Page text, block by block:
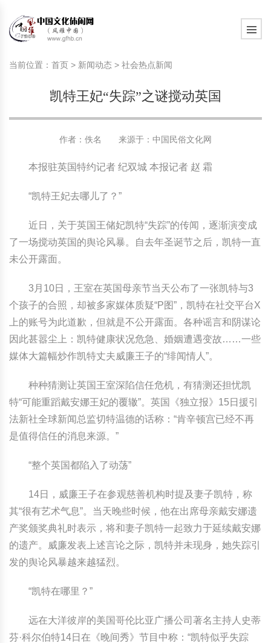
旅游民俗文化动态
中国民俗史话
中华姓氏文化
中国民俗信仰
中国民俗禁忌
中外婚俗文化
中国民俗研究
中国民俗时尚
中国传统服饰
中华民居
中华文脉
中国古代休闲文化
政策法律法规
国外民俗趣谈
旅游出行知识
时尚休闲文化
国际交流
中国传统节日
中国生肖文化
中国饮食文化
刺绣
泥人
灯笼
草编
扎染
皮影
木雕
紫砂壶
中国结
中国民间故事
中国周易文化
苗族巫蛊文化
国外神秘文化
中国性文化
现代家庭教育知识
艺术百科
生活百科
教育百科
其他百科
旅游民俗文化动态
中国民俗史话
中华姓氏文化
中国民俗信仰
中国民俗禁忌
中外婚俗文化
中国民俗研究
中国民俗时尚
中国传统服饰
中华民居
中华文脉
中国古代休闲文化
政策法律法规
国外民俗趣谈
旅游出行知识
时尚休闲文化
国际交流
中国传统节日
中国生肖文化
中国饮食文化
刺绣
泥人
灯笼
草编
扎染
皮影
木雕
紫砂壶
中国结
中国民间故事
中国周易文化
苗族巫蛊文化
国外神秘文化
中国性文化
现代家庭教育知识
艺术百科
生活百科
教育百科
其他百科
当前位置： 首页 > 新闻动态 > 社会热点新闻
凯特王妃“失踪”之谜搅动英国
作者：佚名 来源于： 中国民俗文化网
本报驻英国特约记者 纪双城 本报记者 赵 霜
“凯特王妃去哪儿了？”
近日，关于英国王储妃凯特“失踪”的传闻，逐渐演变成
了一场搅动英国的舆论风暴。自去年圣诞节之后，凯特一直
未公开露面。
3月10日，王室在英国母亲节当天公布了一张凯特与3
个孩子的合照，却被多家媒体质疑“P图”，凯特在社交平台X
上的账号为此道歉，但就是不公开露面。各种谣言和阴谋论
因此甚嚣尘上：凯特健康状况危急、婚姻遭遇变故……一些
媒体大篇幅炒作凯特丈夫威廉王子的“绯闻情人”。
种种猜测让英国王室深陷信任危机，有猜测还担忧凯
特“可能重蹈戴安娜王妃的覆辙”。英国《独立报》15日援引
法新社全球新闻总监切特温德的话称：“肯辛顿宫已经不再
是值得信任的消息来源。”
“整个英国都陷入了动荡”
14日，威廉王子在参观慈善机构时提及妻子凯特，称
其“很有艺术气息”。当天晚些时候，他在出席母亲戴安娜遗
产奖颁奖典礼时表示，将和妻子凯特一起致力于延续戴安娜
的遗产。威廉发表上述言论之际，凯特并未现身，她失踪引
发的舆论风暴越来越猛烈。
“凯特在哪里？”
远在大洋彼岸的美国哥伦比亚广播公司著名主持人史蒂
芬·科尔伯特14日在《晚间秀》节目中称：“凯特似乎失踪